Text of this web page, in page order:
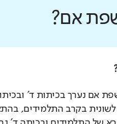
אם?
אם נערך בכיתות ד'
לשונית בקרב התלמידים,